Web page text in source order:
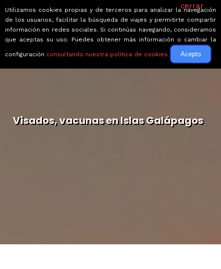
Visados, vacunas en Islas Galápagos
cerrar
Utilizamos cookies propias y de terceros para analizar la navegación
de los usuarios, facilitar la búsqueda de viajes y permitirte compartir
información en redes sociales. Si continúas navegando, consideramos
que aceptas su uso. Puedes obtener más información o cambiar la
configuración consultando nuestra política de cookies Acepto